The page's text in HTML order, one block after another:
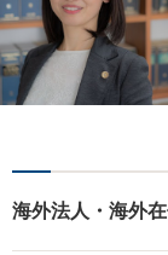
海外法人・海外